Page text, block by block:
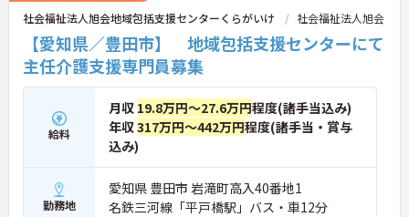
社会福祉法人旭会地域包括支援センターくらがいけ 社会福祉法人旭会
【愛知県／豊田市】 地域包括支援センターにて
主任介護支援専門員募集
給料
月収 19.8万円～27.6万円程度(諸手当込み)
年収317万円～442万円程度(諸手当・賞与
込み)
勤務地
愛知県 豊田市 岩滝町高入40番地1
名鉄三河線「平戸橋駅」バス・車12分